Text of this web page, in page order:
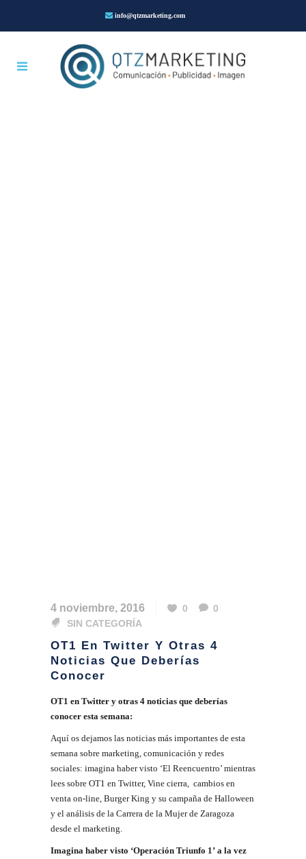
info@qtzmarketing.com
4 noviembre, 2016 0
0
SIN CATEGORÍA
OT1 En Twitter Y Otras 4
Noticias Que Deberías
Conocer
OT1 en Twitter y otras 4 noticias que deberías
conocer esta semana:
Aquí os dejamos las noticias más importantes de esta
semana sobre marketing, comunicación y redes
sociales: imagina haber visto ‘El Reencuentro’ mientras
lees sobre OT1 en Twitter, Vine cierra, cambios en
venta on-line, Burger King y su campaña de Halloween
y el análisis de la Carrera de la Mujer de Zaragoza
desde el marketing.
Imagina haber visto ‘Operación Triunfo 1’ a la vez